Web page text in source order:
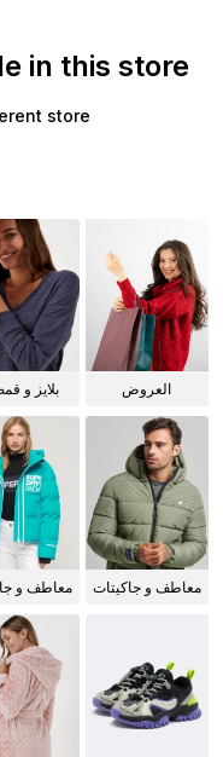
in this store
store.
العروض بلايز و
معاطف و جاكيتات
معاطف و